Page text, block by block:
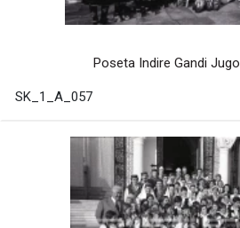
Poseta Indire Gandi
SK_1_A_057